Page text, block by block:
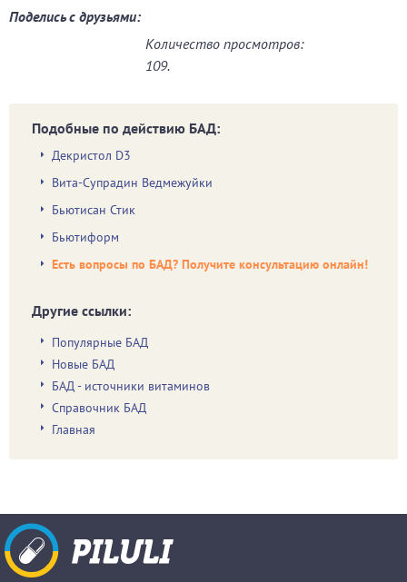
Поделись с друзьями:
Количество просмотров:
109.
Подобные по действию БАД:
Декристол D3
Вита-Супрадин Ведмежуйки
Бьютисан Стик
Бьютиформ
Есть вопросы по БАД? Получите консультацию онлайн!
Другие ссылки:
Популярные БАД
Новые БАД
БАД - источники витаминов
Справочник БАД
Главная